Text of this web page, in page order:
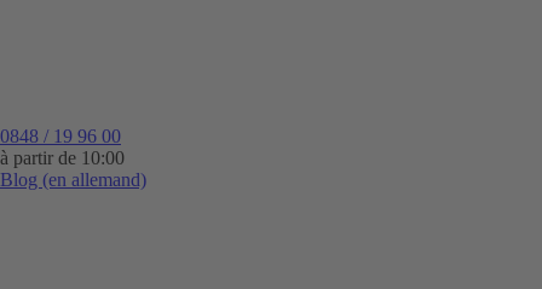
0848 / 19 96 00
à partir de 10:00
Blog (en allemand)